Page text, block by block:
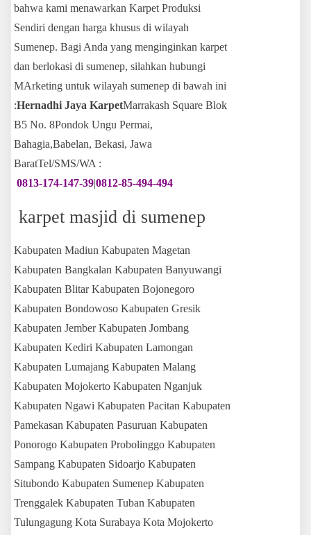
bahwa kami menawarkan Karpet Produksi
Sendiri dengan harga khusus di wilayah
Sumenep. Bagi Anda yang menginginkan karpet
dan berlokasi di sumenep, silahkan hubungi
MArketing untuk wilayah sumenep di bawah ini
:Hernadhi Jaya KarpetMarrakash Square Blok
B5 No. 8Pondok Ungu Permai,
Bahagia,Babelan, Bekasi, Jawa
BaratTel/SMS/WA :
0813-174-147-39|0812-85-494-494
karpet masjid di sumenep
Kabupaten Madiun Kabupaten Magetan
Kabupaten Bangkalan Kabupaten Banyuwangi
Kabupaten Blitar Kabupaten Bojonegoro
Kabupaten Bondowoso Kabupaten Gresik
Kabupaten Jember Kabupaten Jombang
Kabupaten Kediri Kabupaten Lamongan
Kabupaten Lumajang Kabupaten Malang
Kabupaten Mojokerto Kabupaten Nganjuk
Kabupaten Ngawi Kabupaten Pacitan Kabupaten
Pamekasan Kabupaten Pasuruan Kabupaten
Ponorogo Kabupaten Probolinggo Kabupaten
Sampang Kabupaten Sidoarjo Kabupaten
Situbondo Kabupaten Sumenep Kabupaten
Trenggalek Kabupaten Tuban Kabupaten
Tulungagung Kota Surabaya Kota Mojokerto